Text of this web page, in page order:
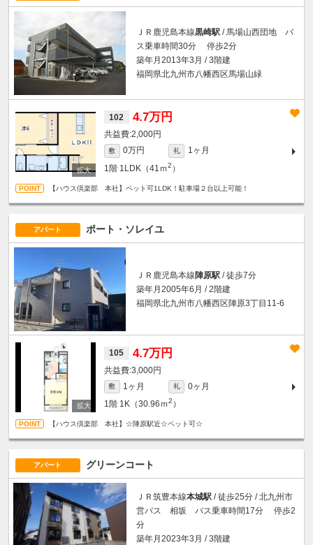
ＪＲ鹿児島本線黒崎駅 / 馬場山西団地 バ
ス乗車時間30分 停歩2分
築年月2013年3月 / 3階建
福岡県北九州市八幡西区馬場山緑
102 4.7万円
2,000円
敷 0万円 礼
1ヶ月
1階 1LDK（41ｍ2 ）
【ハウス倶楽部 本社】ペット可1LDK！駐車場２台以上可能！
アパート ポート・ソレイユ
ＪＲ鹿児島本線陣原駅 / 徒歩7分
築年月2005年6月 / 2階建
福岡県北九州市八幡西区陣原3丁目11-6
105 4.7万円
3,000円
敷 1ヶ月 礼
0ヶ月
1階 1K（30.96ｍ2 ）
【ハウス倶楽部 本社】☆陣原駅近☆ペット可☆
アパート グリーンコート
ＪＲ筑豊本線本城駅 / 徒歩25分 / 北九州市
営バス 相坂 バス乗車時間17分 停歩2
分
築年月2023年3月 / 3階建